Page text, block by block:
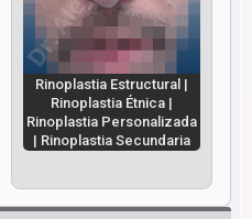
Rinoplastia Estructural |
Rinoplastia Étnica |
Rinoplastia Personalizada
| Rinoplastia Secundaria